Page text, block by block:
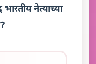
भारतीय नेत्याच्या